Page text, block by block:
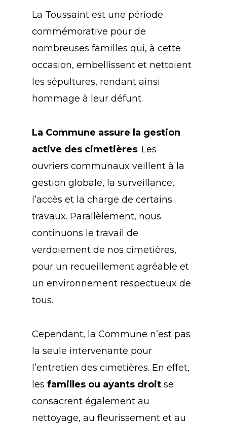
La Toussaint est une période
commémorative pour de
nombreuses familles qui, à cette
occasion, embellissent et nettoient
les sépultures, rendant ainsi
hommage à leur défunt.
La Commune assure la gestion
active des cimetières. Les
ouvriers communaux veillent à la
gestion globale, la surveillance,
l’accès et la charge de certains
travaux. Parallèlement, nous
continuons le travail de
verdoiement de nos cimetières,
pour un recueillement agréable et
un environnement respectueux de
tous.
Cependant, la Commune n’est pas
la seule intervenante pour
l’entretien des cimetières. En effet,
les familles ou ayants droitse
consacrent également au
nettoyage, au fleurissement et au